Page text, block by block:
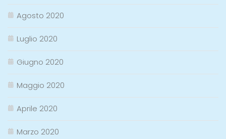
Agosto 2020
Luglio 2020
Giugno 2020
Maggio 2020
Aprile 2020
Marzo 2020